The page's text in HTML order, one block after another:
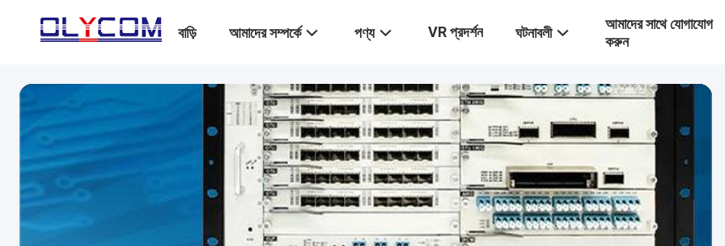
বাড়ি আমাদের সম্পর্কে পণ্য VR প্রদর্শন ঘটনাবলী
আমাদের সাথে যোগাযোগ
করুন